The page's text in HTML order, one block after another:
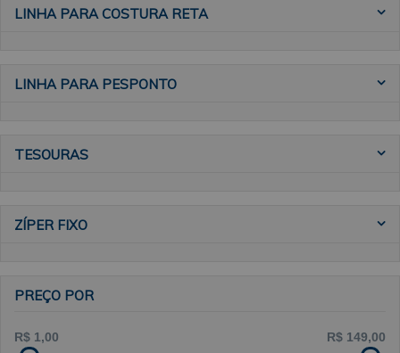
LINHA PARA COSTURA RETA
LINHA PARA PESPONTO
TESOURAS
ZÍPER FIXO
PREÇO POR